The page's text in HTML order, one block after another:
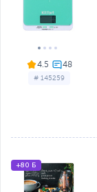
4.5
# 145259
+80 Б